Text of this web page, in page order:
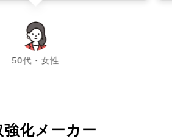
50代・女性
chevron_left chevron_right
強化メーカー